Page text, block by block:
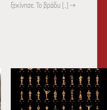
ξεκίνησε. Το βράδυ [...] →